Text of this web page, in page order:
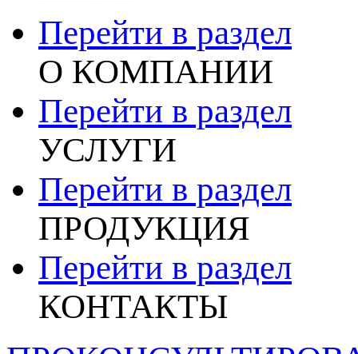
Перейти в раздел
О КОМПАНИИ
Перейти в раздел
УСЛУГИ
Перейти в раздел
ПРОДУКЦИЯ
Перейти в раздел
КОНТАКТЫ